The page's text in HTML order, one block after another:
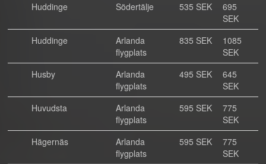
Huddinge
Södertälje 535 SEK
695
SEK
Huddinge
Arlanda
flygplats
835 SEK
1085
SEK
Husby
Arlanda
flygplats
495 SEK
645
SEK
Huvudsta
Arlanda
flygplats
595 SEK
775
SEK
Hägernäs
Arlanda
flygplats
595 SEK
775
SEK